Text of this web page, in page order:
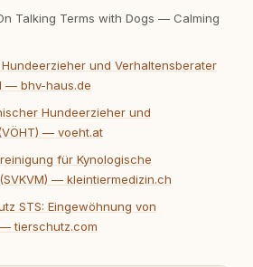
Talking Terms with Dogs — Calming
und Verhaltensberater
— bhv-haus.de
Hundeerzieher und
— voeht.at
für Kynologische
— kleintiermedizin.ch
STS: Eingewöhnung von
tierschutz.com